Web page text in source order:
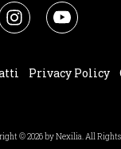
Privacy Policy
© 2026 by Nexilia. All